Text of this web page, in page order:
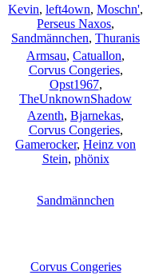
Kevin, left4own, Moschn',
Perseus Naxos,
Sandmännchen, Thuranis
Armsau, Catuallon,
Corvus Congeries,
Opst1967,
TheUnknownShadow
Azenth, Bjarnekas,
Corvus Congeries,
Gamerocker, Heinz von
Stein, phönix
Sandmännchen
Corvus Congeries